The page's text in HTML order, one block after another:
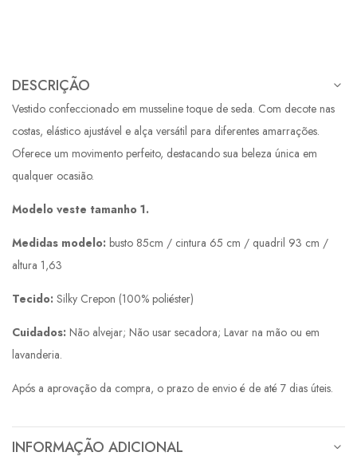
DESCRIÇÃO
Vestido confeccionado em musseline toque de seda. Com decote nas
costas, elástico ajustável e alça versátil para diferentes amarrações.
Oferece um movimento perfeito, destacando sua beleza única em
qualquer ocasião.
Modelo veste tamanho 1.
Medidas modelo: busto 85cm / cintura 65 cm / quadril 93 cm /
altura 1,63
Tecido: Silky Crepon (100% poliéster)
Cuidados: Não alvejar; Não usar secadora; Lavar na mão ou em
lavanderia.
Após a aprovação da compra, o prazo de envio é de até 7 dias úteis.
INFORMAÇÃO ADICIONAL